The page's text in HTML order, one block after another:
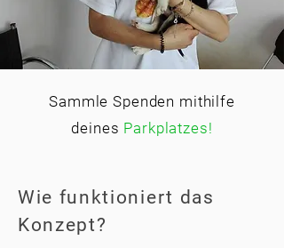
Sammle Spenden mithilfe
deines Parkplatzes!
Wie funktioniert das
Konzept?